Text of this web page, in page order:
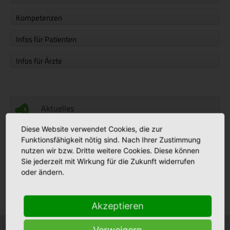
Kompetenzen
Infos für Patienten
Infos für Ärzte
Aktuelles
Stellenmarkt
Diese Website verwendet Cookies, die zur
Funktionsfähigkeit nötig sind. Nach Ihrer Zustimmung
nutzen wir bzw. Dritte weitere Cookies. Diese können
Sie jederzeit mit Wirkung für die Zukunft widerrufen
oder ändern.
Akzeptieren